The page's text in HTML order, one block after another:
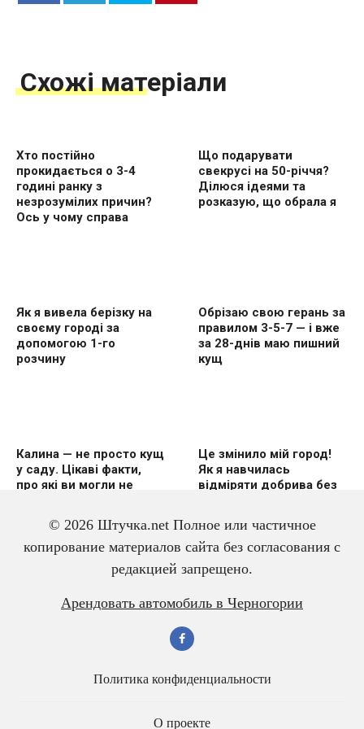
Схожі матеріали
Хто постійно
прокидається о 3-4
годині ранку з
незрозумілих причин?
Ось у чому справа
Що подарувати
свекрусі на 50-річчя?
Ділюся ідеями та
розказую, що обрала я
Як я вивела берізку на
своєму городі за
допомогою 1-го
розчину
Обрізаю свою герань за
правилом 3-5-7 — і вже
за 28-днів маю пишний
кущ
Калина — не просто кущ
у саду. Цікаві факти,
про які ви могли не
Це змінило мій город!
Як я навчилась
відміряти добрива без
3 дешевих підгодівлі в
червні — і перець
Чому гірчиця — це
справжній скарб для
© 2026 Штучка.net Полное или частичное
копирование материалов сайта без согласования с
редакцией запрещено.
Арендовать автомобиль в Черногории
Политика конфиденциальности
О проекте